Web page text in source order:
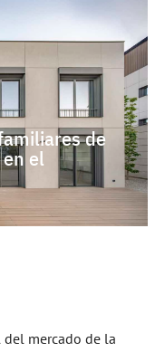
de
el
mercado de la